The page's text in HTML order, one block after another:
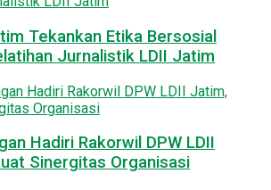
Tekankan Etika Bersosial
Jurnalistik LDII Jatim
Hadiri Rakorwil DPW LDII
Sinergitas Organisasi